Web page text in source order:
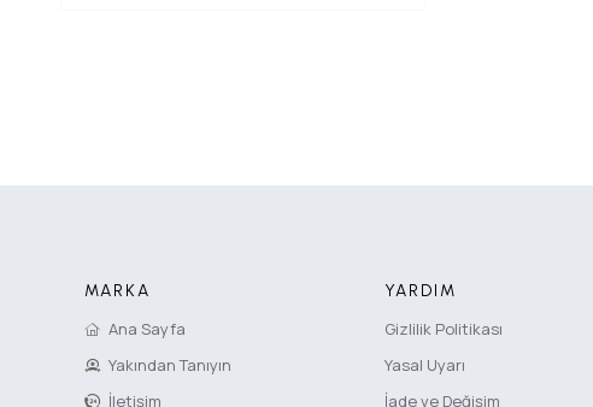
MARKA
Ana Sayfa
Yakından Tanıyın
İletişim
YARDIM
Gizlilik Politikası
Yasal Uyarı
İade ve Değişim